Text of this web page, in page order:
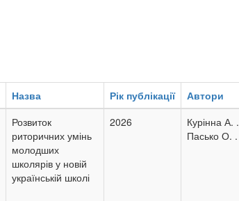
Назва Рік публікації Автори
Розвиток
риторичних умінь
молодших
школярів у новій
українській школі
2026
Курінна А. .
Пасько О. .